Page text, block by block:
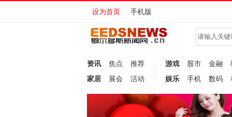
设为首页 手机版
资讯 焦点
推荐
家居
展会 活动
游戏 股市 金融
娱乐
手机 数码